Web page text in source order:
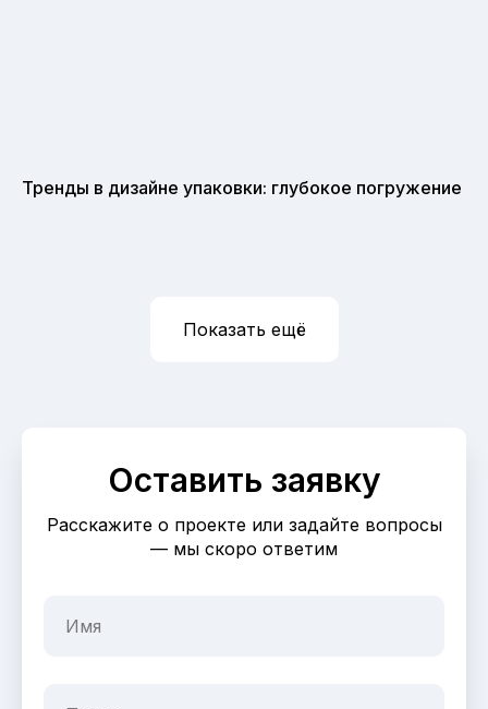
Тренды в дизайне упаковки: глубокое погружение
Показать ещё
Оставить заявку
Расскажите о проекте или задайте вопросы
— мы скоро ответим